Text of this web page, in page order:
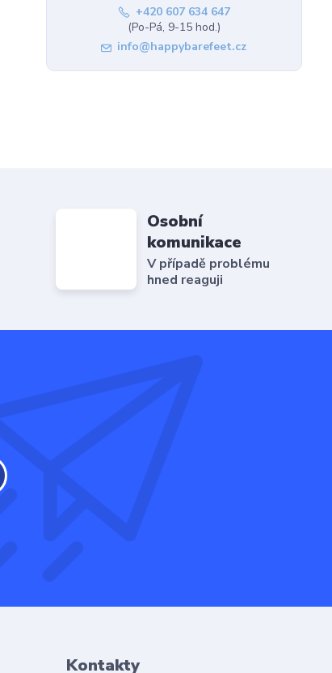
+420 607 634 647
(Po-Pá, 9-15 hod.)
info@happybarefeet.cz
Osobní
komunikace
V případě problému
hned reaguji
Kontakty